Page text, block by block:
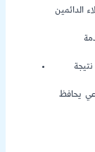
الدائمين
يحافظ